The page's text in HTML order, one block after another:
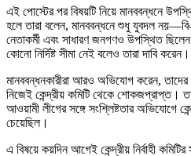
এই পোস্টের পর বিষয়টি নিয়ে মানববন্ধনে
হলে তারা বলেন, মানববন্ধনে শুধু যুবদল
নেতাকর্মী এবং সাধারণ জনগণও উপস্থিত
কোনো নির্দিষ্ট সীমা নেই বলেও তারা দাবি করেন।
মানববন্ধনকারীরা আরও অভিযোগ করেন, তাদের
নিজেই কেন্দ্রীয় কমিটি থেকে শোকজপ্রাপ্ত।
আওয়ামী লীগের সঙ্গে সংশ্লিষ্টতার অভিযোগে
চেয়েছিল।
এ বিষয়ে কয়দিন আগেই কেন্দ্রীয় নির্বাহী